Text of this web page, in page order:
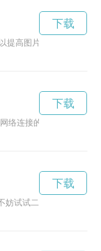
提高图片加载速度，为
下载
络连接的应用程序，能
下载
妨试试二狗加速手机版
下载